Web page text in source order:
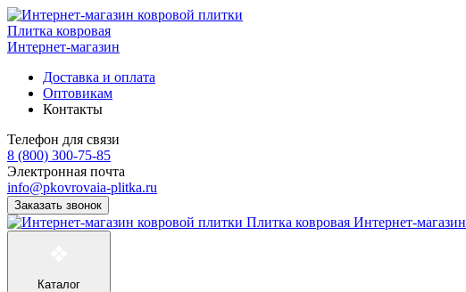
Плитка ковровая
Интернет-магазин
Доставка и оплата
Оптовикам
Контакты
Телефон для связи
8 (800) 300-75-85
Электронная почта
info@pkovrovaia-plitka.ru
Заказать звонок
Плитка ковровая Интернет-магазин
Каталог